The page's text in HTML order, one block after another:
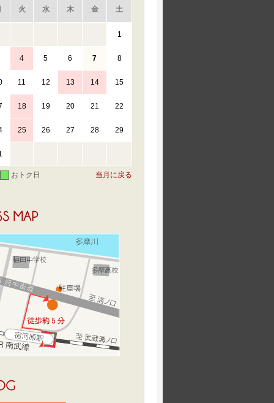
火 水 木 金 土
1
4 5 6 7 8
11 12 13 14 15
18 19 20 21 22
25 26 27 28 29
おトク日 当月に戻る